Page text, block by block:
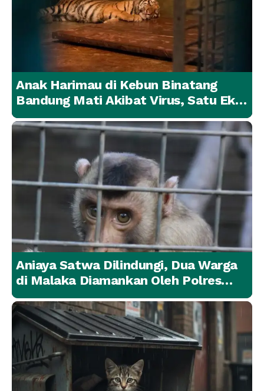
Anak Harimau di Kebun Binatang
Bandung Mati Akibat Virus, Satu Ekor
Lainnya Berangsur Membaik
Aniaya Satwa Dilindungi, Dua Warga
di Malaka Diamankan Oleh Polres
Malaka